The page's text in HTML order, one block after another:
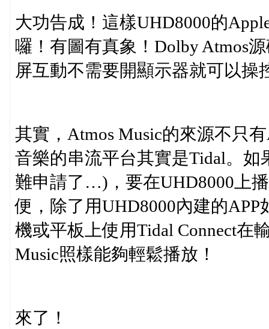
大功告成！這樣UHD8000的
囉！有圖有真象！Dolby Atmos
屏互動不需要開顯示器就可以操
其實，Atmos Music的來源不只
音樂的串流平台其實是Tidal。
難申請了…)，要在UHD8000上
便，除了用UHD8000內建的
機或平板上使用Tidal Connect在
Music照樣能夠輕鬆播放！
來了！